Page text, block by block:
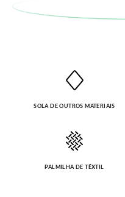
SOLA DE OUTROS MATERIAIS
PALMILHA DE TÊXTIL